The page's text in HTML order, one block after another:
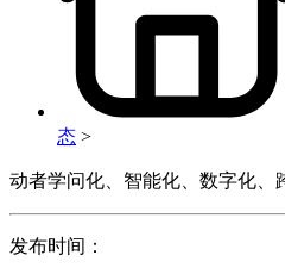
态 >
动者学问化、智能化、数字化、
发布时间：